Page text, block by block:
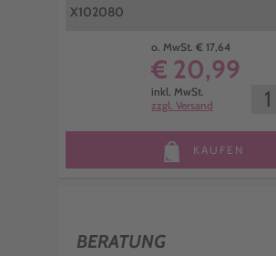
X102080
o. MwSt. € 17,64
€ 20,99
inkl. MwSt.
zzgl. Versand
KAUFEN
BERATUNG